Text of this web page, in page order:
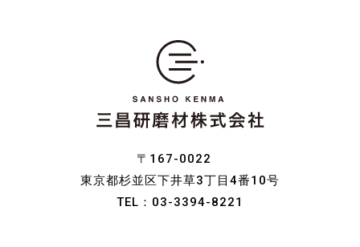
〒167-0022
東京都杉並区下井草3丁目4番10号
TEL： 03-3394-8221